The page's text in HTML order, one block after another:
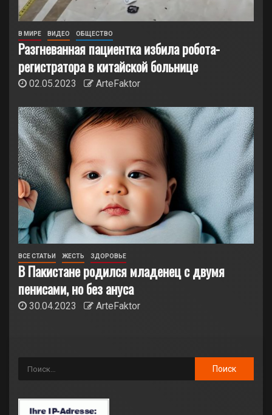
В МИРЕ ВИДЕО ОБЩЕСТВО
Разгневанная пациентка избила робота-
регистратора в китайской больнице
02.05.2023 ArteFaktor
ВСЕ СТАТЬИ ЖЕСТЬ ЗДОРОВЬЕ
В Пакистане родился младенец с двумя
пенисами, но без ануса
30.04.2023 ArteFaktor